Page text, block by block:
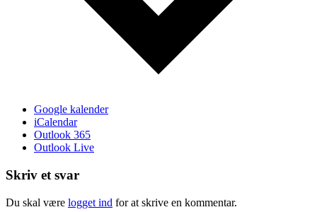
Google kalender
iCalendar
Outlook 365
Outlook Live
Skriv et svar
Du skal være logget ind for at skrive en kommentar.